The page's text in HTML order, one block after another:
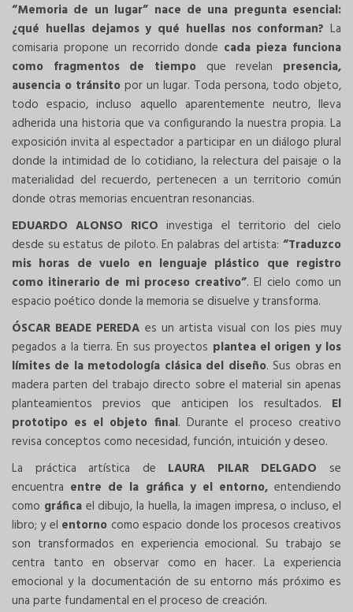
“Memoria de un lugar” nace de una pregunta esencial:
¿qué huellas dejamos y qué huellas nos conforman? La
comisaria propone un recorrido donde cada pieza funciona
como fragmentos de tiempo que revelan presencia,
ausencia o tránsito por un lugar. Toda persona, todo objeto,
todo espacio, incluso aquello aparentemente neutro, lleva
adherida una historia que va configurando la nuestra propia. La
exposición invita al espectador a participar en un diálogo plural
donde la intimidad de lo cotidiano, la relectura del paisaje o la
materialidad del recuerdo, pertenecen a un territorio común
donde otras memorias encuentran resonancias.
EDUARDO ALONSO RICO investiga el territorio del cielo
desde su estatus de piloto. En palabras del artista: “Traduzco
mis horas de vuelo en lenguaje plástico que registro
como itinerario de mi proceso creativo”. El cielo como un
espacio poético donde la memoria se disuelve y transforma.
ÓSCAR BEADE PEREDA es un artista visual con los pies muy
pegados a la tierra. En sus proyectos plantea el origen y los
límites de la metodología clásica del diseño. Sus obras en
madera parten del trabajo directo sobre el material sin apenas
planteamientos previos que anticipen los resultados. El
prototipo es el objeto final. Durante el proceso creativo
revisa conceptos como necesidad, función, intuición y deseo.
La práctica artística de LAURA PILAR DELGADO se
encuentra entre de la gráfica y el entorno,entendiendo
como gráficael dibujo, la huella, la imagen impresa, o incluso, el
libro; y el entorno como espacio donde los procesos creativos
son transformados en experiencia emocional. Su trabajo se
centra tanto en observar como en hacer. La experiencia
emocional y la documentación de su entorno más próximo es
una parte fundamental en el proceso de creación.